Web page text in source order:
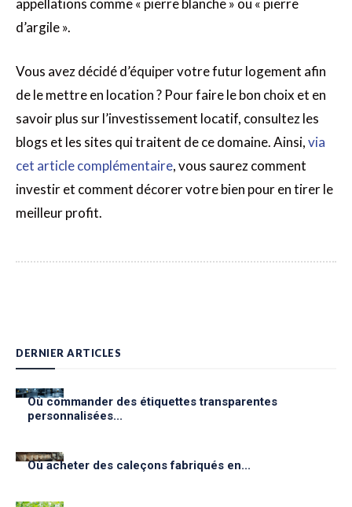
appellations comme « pierre blanche » ou « pierre
d’argile ».
Vous avez décidé d’équiper votre futur logement afin
de le mettre en location ? Pour faire le bon choix et en
savoir plus sur l’investissement locatif, consultez les
blogs et les sites qui traitent de ce domaine. Ainsi,via
cet article complémentaire, vous saurez comment
investir et comment décorer votre bien pour en tirer le
meilleur profit.
DERNIER ARTICLES
Où commander des étiquettes transparentes
personnalisées...
Où acheter des caleçons fabriqués en...